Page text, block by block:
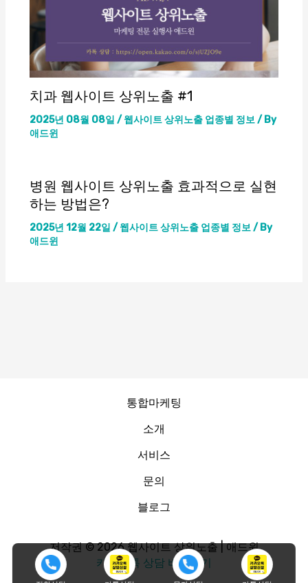
치과 웹사이트 상위노출 #1
2025년 08월 08일 / 웹사이트 상위노출 업종별 정보/ By
애드윈
병원 웹사이트 상위노출 효과적으로 실현
하는 방법은?
2025년 12월 22일 / 웹사이트 상위노출 업종별 정보/ By
애드윈
통합마케팅
소개
서비스
문의
블로그
저작권 © 2026 웹사이트 상위노출 | 애드윈
카카오톡 상담 바로가기